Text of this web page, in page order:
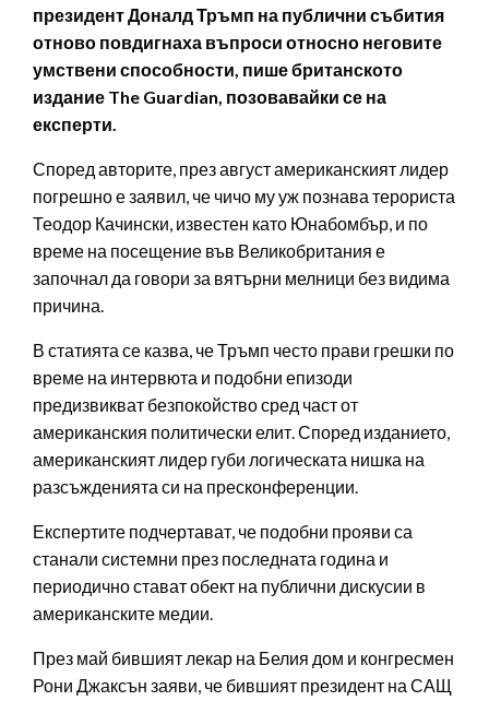
президент Доналд Тръмп на публични събития
отново повдигнаха въпроси относно неговите
умствени способности, пише британското
издание The Guardian, позовавайки се на
експерти.
Според авторите, през август американският лидер
погрешно е заявил, че чичо му уж познава терориста
Теодор Качински, известен като Юнабомбър, и по
време на посещение във Великобритания е
започнал да говори за вятърни мелници без видима
причина.
В статията се казва, че Тръмп често прави грешки по
време на интервюта и подобни епизоди
предизвикват безпокойство сред част от
американския политически елит. Според изданието,
американският лидер губи логическата нишка на
разсъжденията си на пресконференции.
Експертите подчертават, че подобни прояви са
станали системни през последната година и
периодично стават обект на публични дискусии в
американските медии.
През май бившият лекар на Белия дом и конгресмен
Рони Джаксън заяви, че бившият президент на САЩ